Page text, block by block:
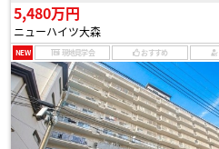
5,480万円
ニューハイツ大森
NEW 現地見学会 おすすめ